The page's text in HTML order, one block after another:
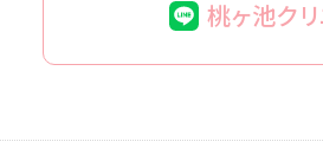
桃ヶ池ク